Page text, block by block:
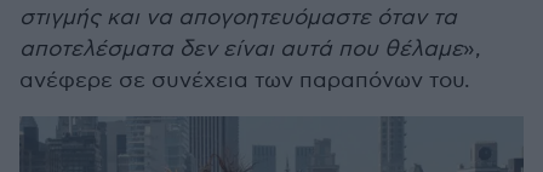
στιγμής και να απογοητευόμαστε όταν τα
αποτελέσματα δεν είναι αυτά που θέλαμε»,
ανέφερε σε συνέχεια των παραπόνων του.